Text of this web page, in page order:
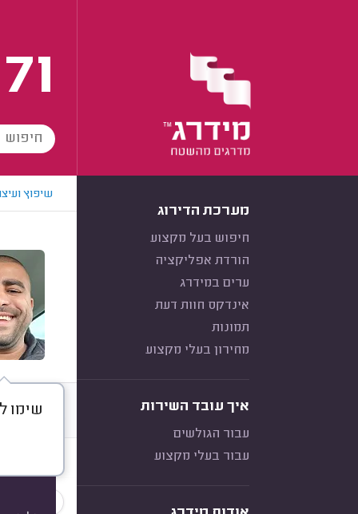
מערכת הדירוג
חיפוש בעל מקצוע
הורדת אפליקציה
ערים במידרג
אינדקס חוות דעת
תמונות
מחירון בעלי מקצוע
איך עובד השירות
עבור הגולשים
עבור בעלי מקצוע
שיפוץ
שימו לב, אני
דברו